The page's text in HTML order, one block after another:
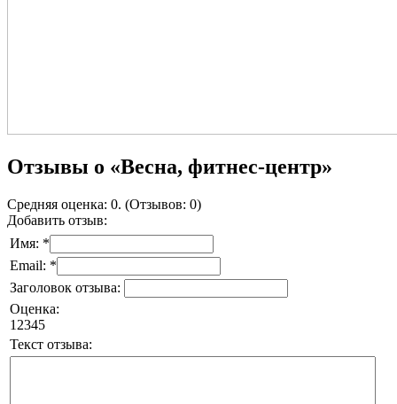
Отзывы о «Весна, фитнес-центр»
Средняя оценка: 0. (Отзывов: 0)
Добавить отзыв:
Имя: *
Email: *
Заголовок отзыва:
Оценка:
1 2345
Текст отзыва: